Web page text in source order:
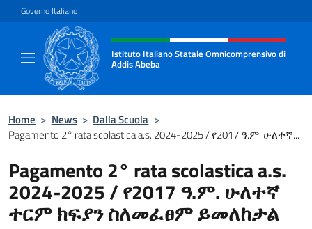
Salta al contenuto
Governo Italiano
Intestazione sito, social e menù
Istituto Italiano Statale Omnicomprensivo di
Addis Abeba
Home > News > Dalla Scuola >
Pagamento 2° rata scolastica a.s. 2024-2025 / የ2017 ዓ.ም. ሁለተኛ...
Pagamento 2° rata scolastica a.s.
2024-2025 / የ2017 ዓ.ም. ሁለተኛ
ተርም ክፍያን ስለመፈፀም ይመለከታል